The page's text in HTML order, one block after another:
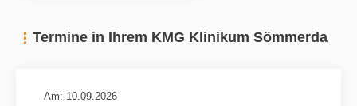
Termine in Ihrem KMG Klinikum Sömmerda
Am: 10.09.2026